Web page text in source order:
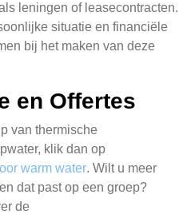
leningen of leasecontracten.
situatie en financiële
bij het maken van deze
en Offertes
van thermische
klik dan op
warm water. Wilt u meer
dat past op een groep?
de